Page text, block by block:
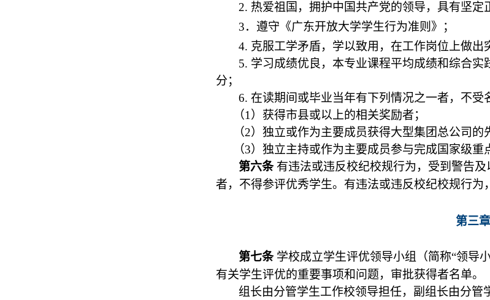
2. 热爱祖国，拥护中国共产党的领导，具有坚定
3．遵守《广东开放大学学生行为准则》；
4. 克服工学矛盾，学以致用，在工作岗位上做出
5. 学习成绩优良，本专业课程平均成绩和综合
分；
6. 在读期间或毕业当年有下列情况之一者，不受
（1）获得市县或以上的相关奖励者；
（2）独立或作为主要成员获得大型集团总公司的
（3）独立主持或作为主要成员参与完成国家级重
第六条 有违法或违反校纪校规行为，受到警告
者，不得参评优秀学生。 有违法或违反校纪校规行为
第三
第七条 学校成立学生评优领导小组（简称“领导
有关学生评优的重要事项和问题，审批获得者名单。
组长由分管学生工作校领导担任，副组长由分